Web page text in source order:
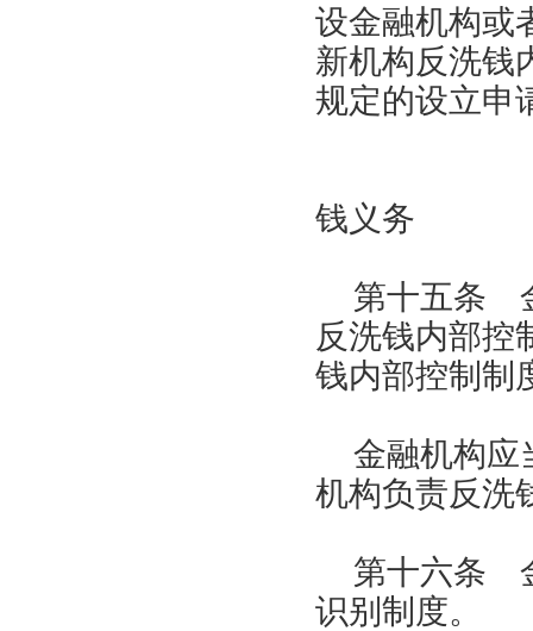
设金融机构或
新机构反洗钱
规定的设立申
钱义务
第十五条
反洗钱内部控
钱内部控制制
金融机构应
机构负责反洗
第十六条
识别制度。